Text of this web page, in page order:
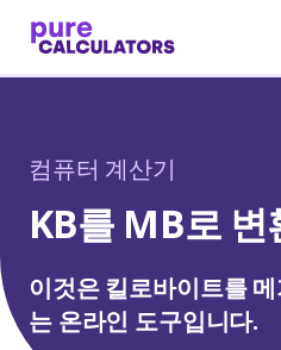
컴퓨터 계산기
KB를 MB로 변
이것은 킬로바이트를
는 온라인 도구입니다.